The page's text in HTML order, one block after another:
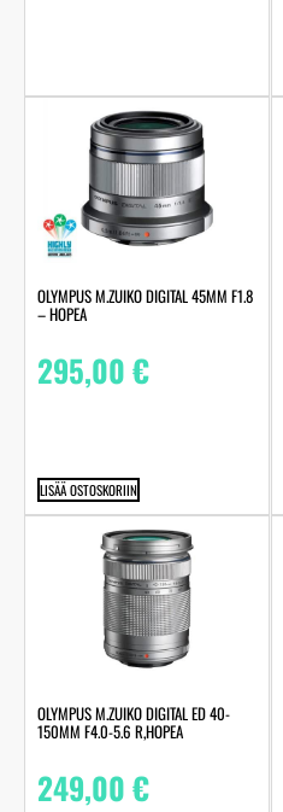
OLYMPUS M.ZUIKO DIGITAL 45MM F1.8
– HOPEA
295,00€
LISÄÄ OSTOSKORIIN
OLYMPUS M.ZUIKO DIGITAL ED 40-
150MM F4.0-5.6 R,HOPEA
249,00€